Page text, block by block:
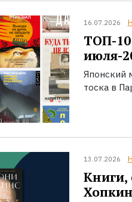
16.07.2026
ТОП-
июля-
Японский
тоска в
13.07.2026
Книги,